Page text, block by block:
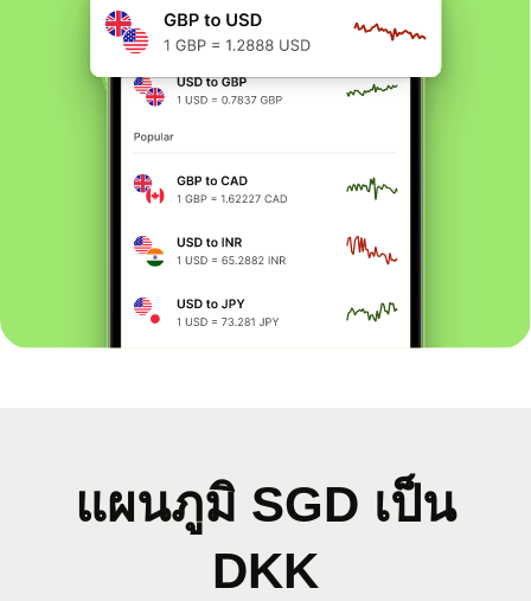
แผนภูมิ SGD เป็น
DKK